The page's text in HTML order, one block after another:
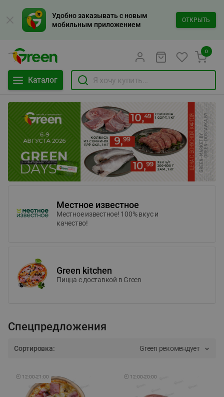
Удобно заказывать с новым
мобильным приложением
ОТКРЫТЬ
Каталог
0
Местное известное
Местное известное! 100% вкус и
качество!
Green kitchen
Пицца c доставкой в Green
Спецпредложения
Сортировка: Green рекомендует
🕘 12:00-21:00 🕘 12:00-20:00